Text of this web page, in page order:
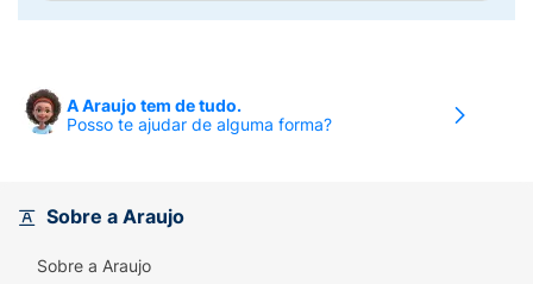
durante a rotina de trabalho, exercícios ou
mão da saúde. Experimente agora e sinta a
diferença de uma bebida energizante que
A Araujo tem de tudo.
Posso te ajudar de alguma forma?
Sobre a Araujo
Sobre a Araujo